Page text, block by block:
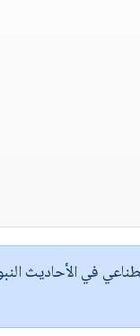
في الأحاديث